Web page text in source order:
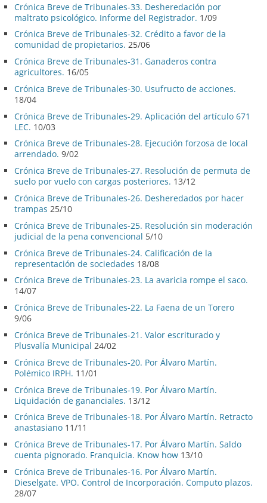
Crónica Breve de Tribunales-33. Desheredación por
maltrato psicológico. Informe del Registrador. 1/09
Crónica Breve de Tribunales-32. Crédito a favor de la
comunidad de propietarios. 25/06
Crónica Breve de Tribunales-31. Ganaderos contra
agricultores. 16/05
Crónica Breve de Tribunales-30. Usufructo de acciones.
18/04
Crónica Breve de Tribunales-29. Aplicación del artículo 671
LEC. 10/03
Crónica Breve de Tribunales-28. Ejecución forzosa de local
arrendado. 9/02
Crónica Breve de Tribunales-27. Resolución de permuta de
suelo por vuelo con cargas posteriores. 13/12
Crónica Breve de Tribunales-26. Desheredados por hacer
trampas 25/10
Crónica Breve de Tribunales-25. Resolución sin moderación
judicial de la pena convencional 5/10
Crónica Breve de Tribunales-24. Calificación de la
representación de sociedades 18/08
Crónica Breve de Tribunales-23. La avaricia rompe el saco.
14/07
Crónica Breve de Tribunales-22. La Faena de un Torero
9/06
Crónica Breve de Tribunales-21. Valor escriturado y
Plusvalía Municipal 24/02
Crónica Breve de Tribunales-20. Por Álvaro Martín.
Polémico IRPH. 11/01
Crónica Breve de Tribunales-19. Por Álvaro Martín.
Liquidación de gananciales. 13/12
Crónica Breve de Tribunales-18. Por Álvaro Martín. Retracto
anastasiano 11/11
Crónica Breve de Tribunales-17. Por Álvaro Martín. Saldo
cuenta pignorado. Franquicia. Know how 13/10
Crónica Breve de Tribunales-16. Por Álvaro Martín.
Dieselgate. VPO. Control de Incorporación. Computo plazos.
28/07